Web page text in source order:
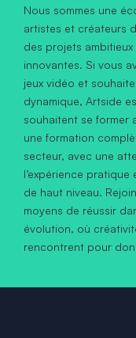
Nous sommes une
artistes et créateurs
des projets
innovantes. Si vous
jeux vidéo et
dynamique, Artside
souhaitent se former
une formation
secteur, avec une
l’expérience pratique
de haut niveau.
moyens de réussir
évolution, où
rencontrent pour